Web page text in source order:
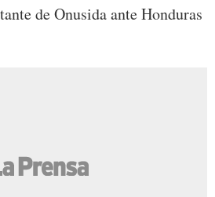
de Onusida ante Honduras